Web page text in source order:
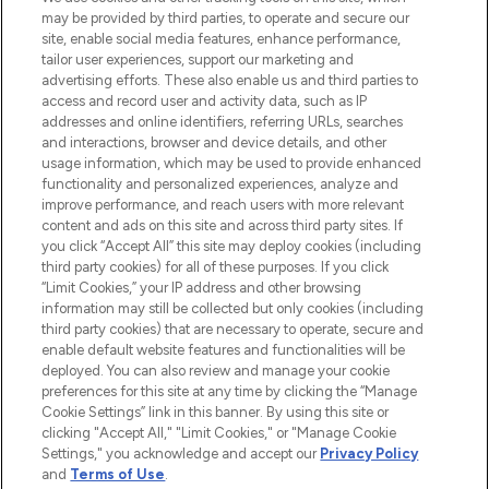
de la peau, des cheveux et de maquillage
de plus de 200 marques prestigieuses.
Faites vos achats en ligne ou via
l’application, avec la livraison offerte dès
55€ d'achat.
Consentement aux cookies
Do Not Sell or Share My Personal
Information
AIDE ET INFORMATIONS
INFORMATIONS GÉNÉRALES
À PROPOS DE LOOKFANTASTIC
may be provided by third parties, to operate and secure our
site, enable social media features, enhance performance,
tailor user experiences, support our marketing and
advertising efforts. These also enable us and third parties to
access and record user and activity data, such as IP
addresses and online identifiers, referring URLs, searches
and interactions, browser and device details, and other
usage information, which may be used to provide enhanced
functionality and personalized experiences, analyze and
improve performance, and reach users with more relevant
content and ads on this site and across third party sites. If
you click “Accept All” this site may deploy cookies (including
third party cookies) for all of these purposes. If you click
“Limit Cookies,” your IP address and other browsing
information may still be collected but only cookies (including
third party cookies) that are necessary to operate, secure and
enable default website features and functionalities will be
deployed. You can also review and manage your cookie
preferences for this site at any time by clicking the “Manage
Cookie Settings” link in this banner. By using this site or
clicking "Accept All," "Limit Cookies," or "Manage Cookie
Settings," you acknowledge and accept our Privacy Policy
and Terms of Use.